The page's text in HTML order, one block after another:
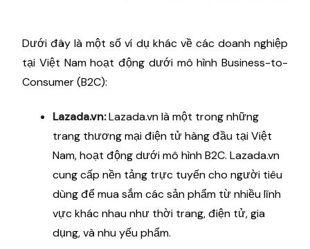
Dưới đây là một số ví dụ khác về các doanh nghiệp
tại Việt Nam hoạt động dưới mô hình Business-to-
Consumer (B2C):
Lazada.vn:Lazada.vn là một trong những
trang thương mại điện tử hàng đầu tại Việt
Nam, hoạt động dưới mô hình B2C. Lazada.vn
cung cấp nền tảng trực tuyến cho người tiêu
dùng để mua sắm các sản phẩm từ nhiều lĩnh
vực khác nhau như thời trang, điện tử, gia
dụng, và nhu yếu phẩm.